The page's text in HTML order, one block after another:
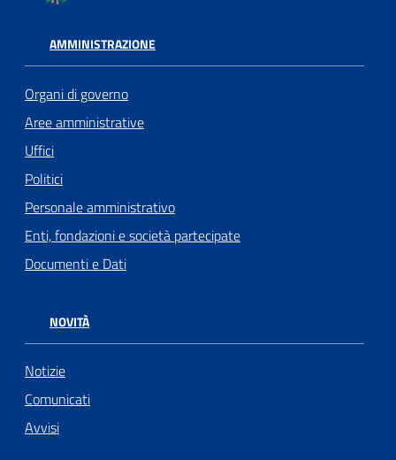
AMMINISTRAZIONE
Organi di governo
Aree amministrative
Uffici
Politici
Personale amministrativo
Enti, fondazioni e società partecipate
Documenti e Dati
NOVITÀ
Notizie
Comunicati
Avvisi